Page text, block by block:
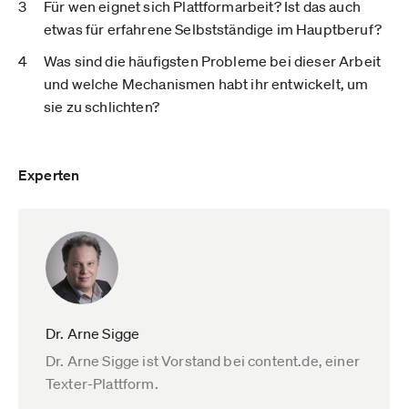
Für wen eignet sich Plattformarbeit? Ist das auch
etwas für erfahrene Selbstständige im Hauptberuf?
Was sind die häufigsten Probleme bei dieser Arbeit
und welche Mechanismen habt ihr entwickelt, um
sie zu schlichten?
Experten
Dr. Arne Sigge
Dr. Arne Sigge ist Vorstand bei content.de, einer
Texter-Plattform.